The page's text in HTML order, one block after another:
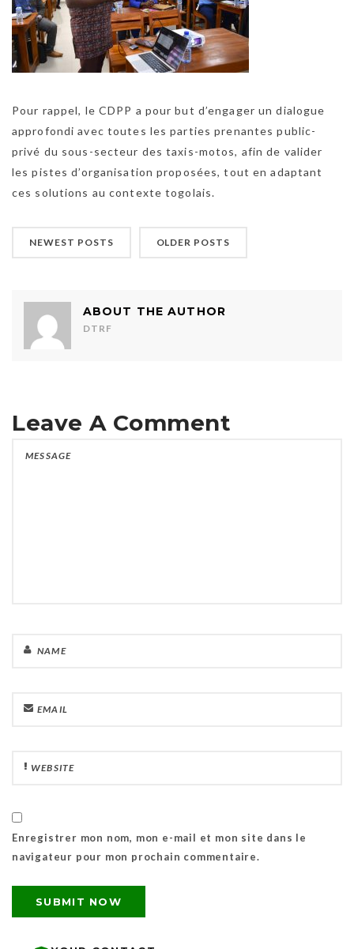
Pour rappel, le CDPP a pour but d’engager un dialogue
approfondi avec toutes les parties prenantes public-
privé du sous-secteur des taxis-motos, afin de valider
les pistes d’organisation proposées, tout en adaptant
ces solutions au contexte togolais.
NEWEST POSTS OLDER POSTS
ABOUT THE AUTHOR
DTRF
Leave A Comment
Enregistrer mon nom, mon e-mail et mon site dans le
navigateur pour mon prochain commentaire.